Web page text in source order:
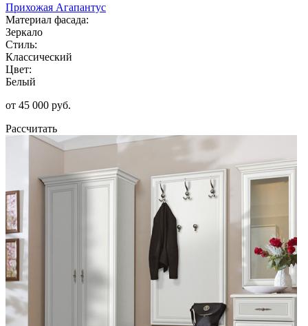
Прихожая Агапантус
Материал фасада:
Зеркало
Стиль:
Классический
Цвет:
Белый
от 45 000 руб.
Рассчитать